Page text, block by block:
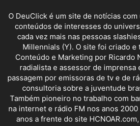
O DeuClick é um site de notícias
conteúdos de interesses do
cada vez mais nas pessoas
Millennials (Y). O site foi criado e
Conteúdo e Marketing por Ricardo
radialista e assessor de imprensa
passagem por emissoras de tv e de
consultoria sobre a juventude
Também pioneiro no trabalho com
na internet e rádio FM nos anos
anos a frente do site